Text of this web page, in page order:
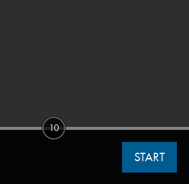
START
10